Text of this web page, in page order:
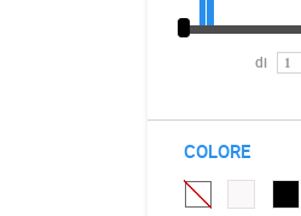
di
COLORE